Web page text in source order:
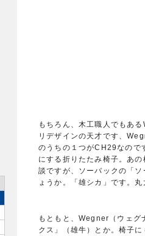
もちろん、木工職人でもあ
リデザインの天才です、
のうちの１つがCH29なので
にする折りたたみ椅子。あ
談ですが、ソーバックの「
ょうか。「雄シカ」です。
もともと、Wegner（ウェグ
クス」（雄牛）とか。椅子